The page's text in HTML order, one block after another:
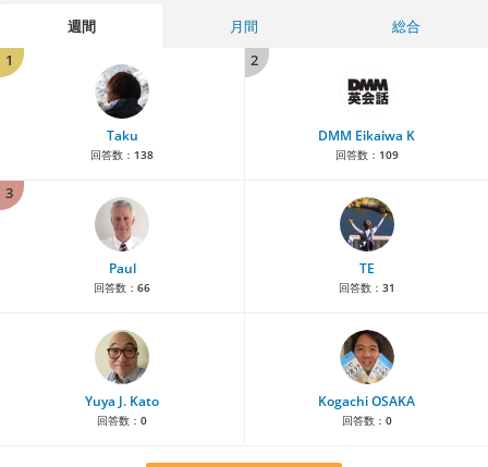
週間 月間
総合
1
Taku
回答数： 138
2
DMM Eikaiwa K
回答数： 109
3
Paul
回答数： 66
TE
回答数： 31
Yuya J. Kato
回答数： 0
Kogachi OSAKA
回答数： 0